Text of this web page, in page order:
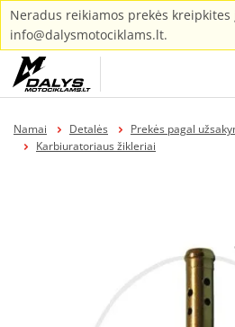
Neradus reikiamos prekės kreipkites
info@dalysmotociklams.lt.
Namai Detalės
Prekės pagal
Karbiuratoriaus žikleriai